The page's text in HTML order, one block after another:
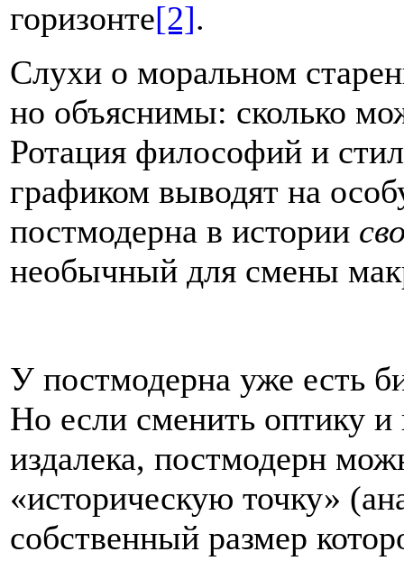
горизонте[2].
Слухи о моральном
но объяснимы: сколько
Ротация философий и
графиком выводят на
постмодерна в истории
необычный для смены
У постмодерна уже есть
Но если сменить оптику и
издалека, постмодерн
«историческую точку»
собственный размер